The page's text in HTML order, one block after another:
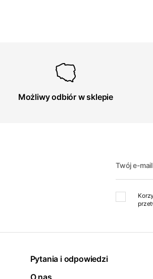
Możliwy odbiór w sklepie
Twój e-mail
Pytania i odpowiedzi